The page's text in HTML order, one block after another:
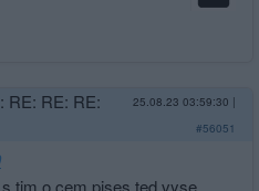
RE: RE: RE:
25.08.23 03:59:30 |
#56051
tim o cem pises ted vyse